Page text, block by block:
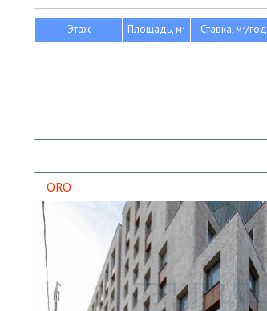
Этаж Площадь, м2 Ставка, м2/год
ORO